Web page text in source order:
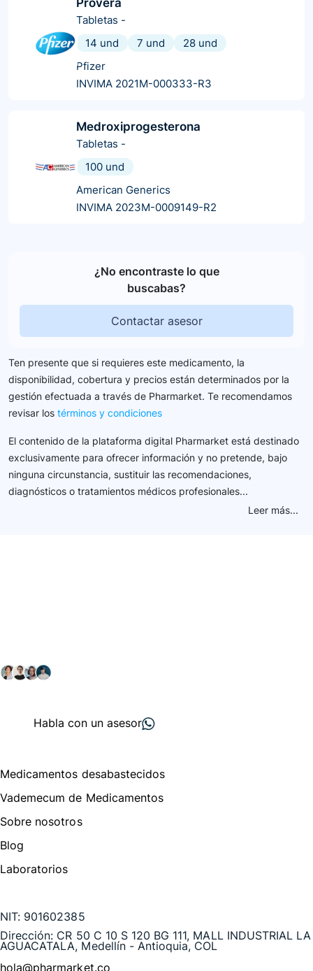
Tabletas -
14 und
7 und
28 und
Pfizer
INVIMA 2021M-000333-R3
Medroxiprogesterona
Tabletas -
100 und
American Generics
INVIMA 2023M-0009149-R2
¿No encontraste lo que
buscabas?
Contactar asesor
Ten presente que si requieres este medicamento, la
disponibilidad, cobertura y precios están determinados por la
gestión efectuada a través de Pharmarket. Te recomendamos
revisar los términos y condiciones
El contenido de la plataforma digital Pharmarket está destinado
exclusivamente para ofrecer información y no pretende, bajo
ninguna circunstancia, sustituir las recomendaciones,
diagnósticos o tratamientos médicos profesionales...
Leer más...
Habla con un asesor
Medicamentos desabastecidos
Vademecum de Medicamentos
Sobre nosotros
Blog
Laboratorios
NIT: 901602385
Dirección: CR 50 C 10 S 120 BG 111, MALL INDUSTRIAL LA
AGUACATALA, Medellín - Antioquia, COL
hola@pharmarket.co